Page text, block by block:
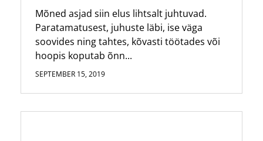
Mõned asjad siin elus lihtsalt juhtuvad.
Paratamatusest, juhuste läbi, ise väga
soovides ning tahtes, kõvasti töötades või
hoopis koputab õnn...
SEPTEMBER 15, 2019